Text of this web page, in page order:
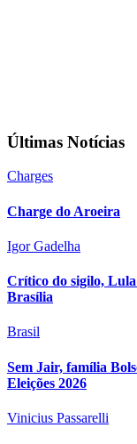
Últimas Notícias
Charges
Charge do Aroeira
Igor Gadelha
Crítico do sigilo, Lula
Brasília
Brasil
Sem Jair, família
Eleições 2026
Vinicius Passarelli